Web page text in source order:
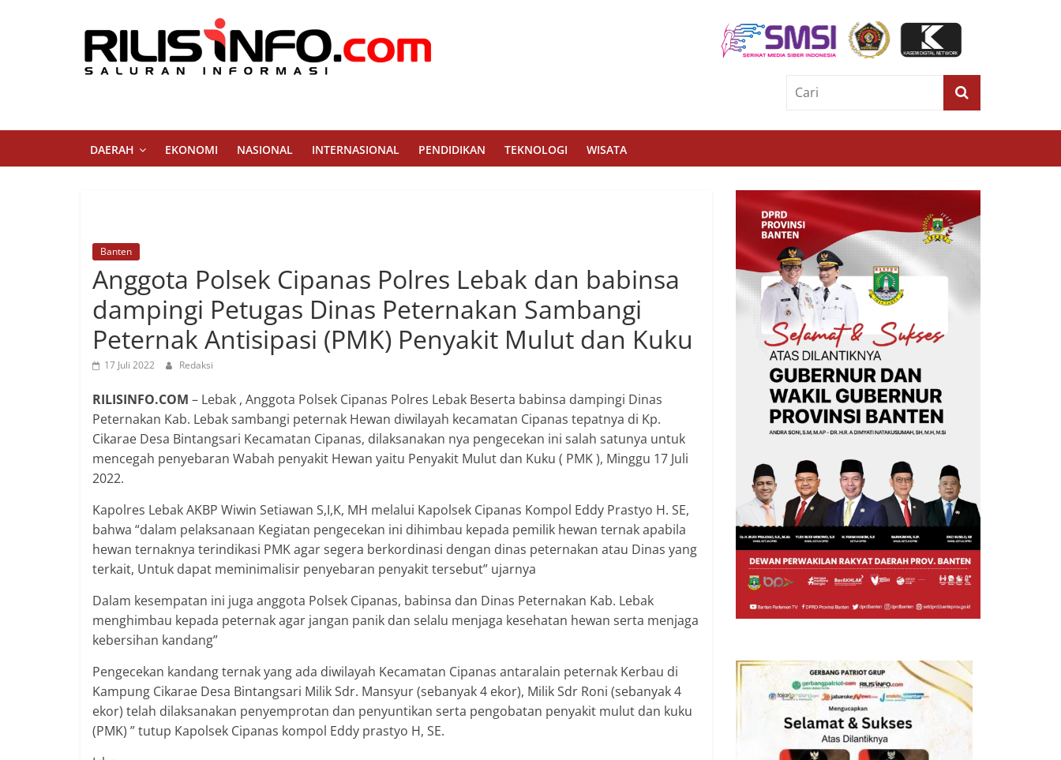
Rilis
Info
Saluran
Informasi
DAERAH EKONOMI NASIONAL INTERNASIONAL PENDIDIKAN TEKNOLOGI WISATA
Banten
Anggota Polsek Cipanas Polres Lebak dan babinsa
dampingi Petugas Dinas Peternakan Sambangi
Peternak Antisipasi (PMK) Penyakit Mulut dan Kuku
17 Juli 2022 Redaksi
RILISINFO.COM – Lebak , Anggota Polsek Cipanas Polres Lebak Beserta babinsa dampingi Dinas
Peternakan Kab. Lebak sambangi peternak Hewan diwilayah kecamatan Cipanas tepatnya di Kp.
Cikarae Desa Bintangsari Kecamatan Cipanas, dilaksanakan nya pengecekan ini salah satunya untuk
mencegah penyebaran Wabah penyakit Hewan yaitu Penyakit Mulut dan Kuku ( PMK ), Minggu 17 Juli
2022.
Kapolres Lebak AKBP Wiwin Setiawan S,I,K, MH melalui Kapolsek Cipanas Kompol Eddy Prastyo H. SE,
bahwa “dalam pelaksanaan Kegiatan pengecekan ini dihimbau kepada pemilik hewan ternak apabila
hewan ternaknya terindikasi PMK agar segera berkordinasi dengan dinas peternakan atau Dinas yang
terkait, Untuk dapat meminimalisir penyebaran penyakit tersebut” ujarnya
Dalam kesempatan ini juga anggota Polsek Cipanas, babinsa dan Dinas Peternakan Kab. Lebak
menghimbau kepada peternak agar jangan panik dan selalu menjaga kesehatan hewan serta menjaga
kebersihan kandang”
Pengecekan kandang ternak yang ada diwilayah Kecamatan Cipanas antaralain peternak Kerbau di
Kampung Cikarae Desa Bintangsari Milik Sdr. Mansyur (sebanyak 4 ekor), Milik Sdr Roni (sebanyak 4
ekor) telah dilaksanakan penyemprotan dan penyuntikan serta pengobatan penyakit mulut dan kuku
(PMK) ” tutup Kapolsek Cipanas kompol Eddy prastyo H, SE.